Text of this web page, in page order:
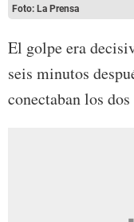
Foto: La Prensa
El golpe era
seis minutos
conectaban los